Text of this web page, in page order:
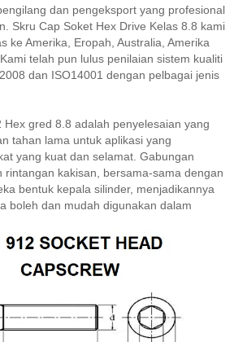
dan pengeksport yang profesional
Skru Cap Soket Hex Drive Kelas 8.8 kami
ke Amerika, Eropah, Australia, Amerika
telah pun lulus penilaian sistem kualiti
dan ISO14001 dengan pelbagai jenis
Hex gred 8.8 adalah penyelesaian yang
tahan lama untuk aplikasi yang
yang kuat dan selamat. Gabungan
rintangan kakisan, bersama-sama dengan
bentuk kepala silinder, menjadikannya
boleh dan mudah digunakan dalam